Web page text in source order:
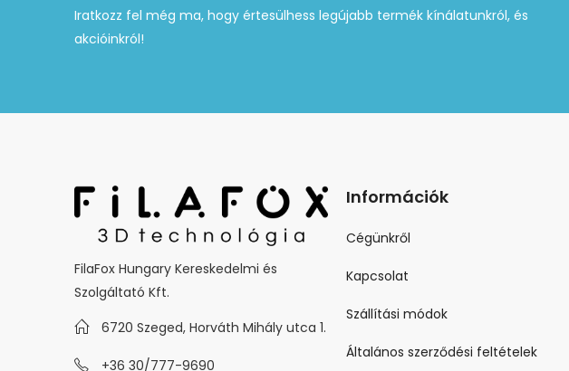
Iratkozz fel még ma, hogy értesülhess legújabb termék kínálatunkról, és
akcióinkról!
FilaFox Hungary Kereskedelmi és
Szolgáltató Kft.
6720 Szeged, Horváth Mihály utca 1.
+36 30/777-9690
Információk
Cégünkről
Kapcsolat
Szállítási módok
Általános szerződési feltételek